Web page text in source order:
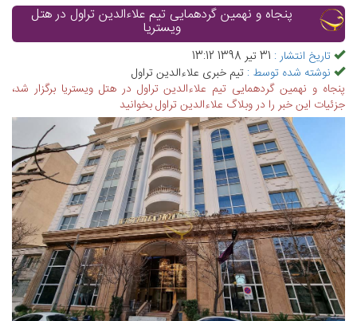
پنجاه و نهمین گردهمایی تیم علاءالدین تراول در هتل
ویستریا
تاریخ انتشار : 31 تیر 1398 13:12
نوشته شده توسط : تیم خبری علاءالدین تراول
پنجاه و نهمین گردهمایی تیم علاءالدین تراول در هتل ویستریا برگزار شد،
جزئیات این خبر را در وبلاگ علاءالدین تراول بخوانید